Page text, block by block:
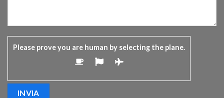
Please prove you are human by selecting the plane.